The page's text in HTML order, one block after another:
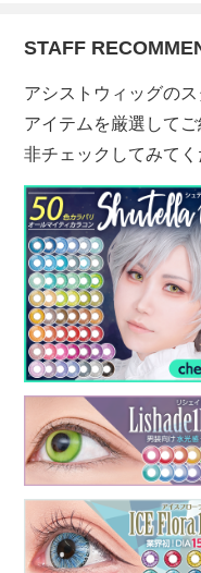
STAFF
アシストウィッグの
アイテムを厳選して
非チェックしてみてく